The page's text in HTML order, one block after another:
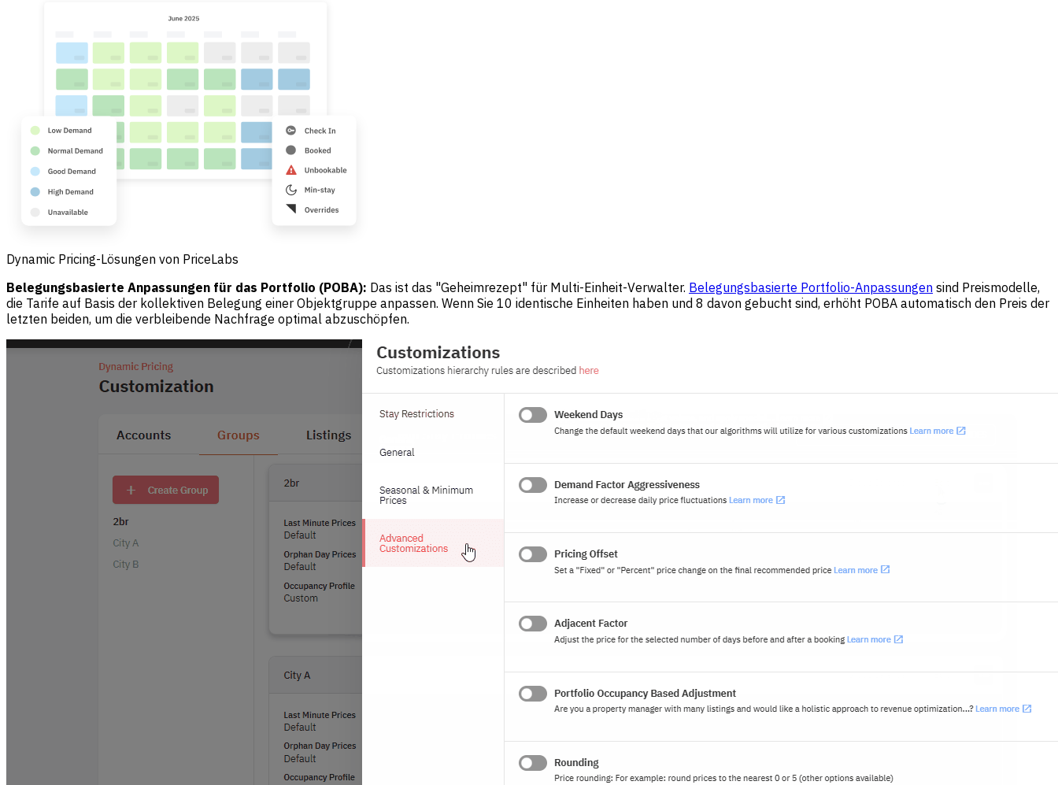
Dynamic Pricing-Lösungen von PriceLabs
Belegungsbasierte Anpassungen für das Portfolio (POBA): Das ist das "Geheimrezept" für Multi-Einheit-Verwalter. Belegungsbasierte Portfolio-Anpassungen sind Preismodelle,
die Tarife auf Basis der kollektiven Belegung einer Objektgruppe anpassen. Wenn Sie 10 identische Einheiten haben und 8 davon gebucht sind, erhöht POBA automatisch den Preis der
letzten beiden, um die verbleibende Nachfrage optimal abzuschöpfen.